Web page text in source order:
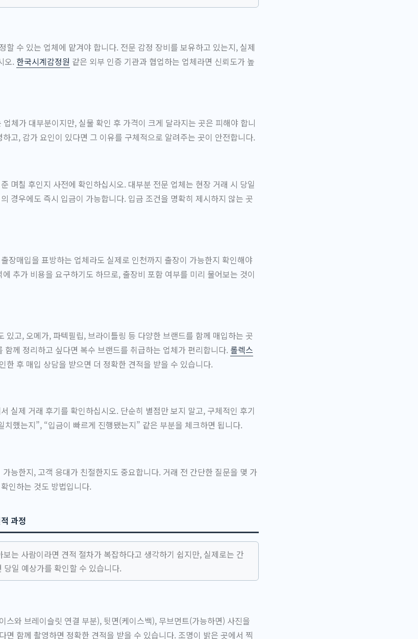
할 수 있는 업체에 맡겨야 합니다. 전문 감정 장비를 보유하고 있는지, 실제
오. 한국시계감정원 같은 외부 인증 기관과 협업하는 업체라면 신뢰도가 높
체가 대부분이지만, 실물 확인 후 가격이 크게 달라지는 곳은 피해야 합니
고, 감가 요인이 있다면 그 이유를 구체적으로 알려주는 곳이 안전합니다.
며칠 후인지 사전에 확인하십시오. 대부분 전문 업체는 현장 거래 시 당일
경우에도 즉시 입금이 가능합니다. 입금 조건을 명확히 제시하지 않는 곳
장매입을 표방하는 업체라도 실제로 인천까지 출장이 가능한지 확인해야
추가 비용을 요구하기도 하므로, 출장비 포함 여부를 미리 물어보는 것이
있고, 오메가, 파텍필립, 브라이틀링 등 다양한 브랜드를 함께 매입하는 곳
함께 정리하고 싶다면 복수 브랜드를 취급하는 업체가 편리합니다. 롤렉스
한 후 매입 상담을 받으면 더 정확한 견적을 받을 수 있습니다.
실제 거래 후기를 확인하십시오. 단순히 별점만 보지 말고, 구체적인 후기
치했는지”, “입금이 빠르게 진행됐는지” 같은 부분을 체크하면 됩니다.
능한지, 고객 응대가 친절한지도 중요합니다. 거래 전 간단한 질문을 몇 가
인하는 것도 방법입니다.
과정
는 사람이라면 견적 절차가 복잡하다고 생각하기 쉽지만, 실제로는 간
일 예상가를 확인할 수 있습니다.
스와 브레이슬릿 연결 부분), 뒷면(케이스백), 무브먼트(가능하면) 사진을
면 함께 촬영하면 정확한 견적을 받을 수 있습니다. 조명이 밝은 곳에서 찍